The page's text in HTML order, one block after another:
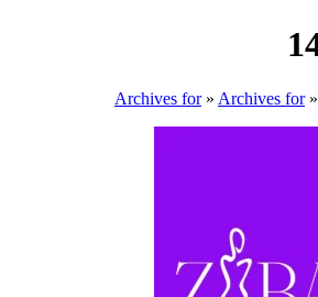
Archives for» Archives for»